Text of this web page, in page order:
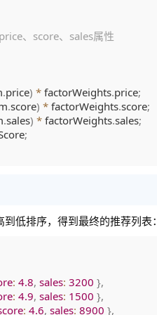
.price) * factorWeights.price;
.score) * factorWeights.score;
.sales) * factorWeights.sales;
;
低排序，得到最终的推荐列表：
: 4.8, sales: 3200 },
: 4.9, sales: 1500 },
: 4.6, sales: 8900 },